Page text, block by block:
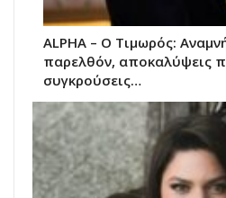
ALPHA – Ο Τιμωρός:
παρελθόν, αποκαλύψεις
συγκρούσεις…